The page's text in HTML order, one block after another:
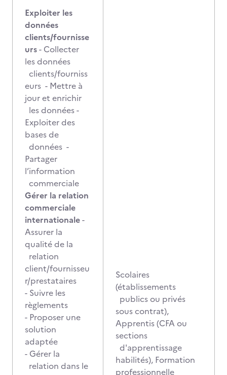
Exploiter les
données
clients/fournisse
urs- Collecter
les données
clients/fourniss
eurs - Mettre à
jour et enrichir
les données -
Exploiter des
bases de
données -
Partager
l’information
commerciale
Gérer la relation
commerciale
internationale-
Assurer la
qualité de la
relation
client/fournisseu
r/prestataires
- Suivre les
règlements
- Proposer une
solution
adaptée
- Gérer la
relation dans le
Scolaires
(établissements
publics ou privés
sous contrat),
Apprentis (CFA ou
sections
d'apprentissage
habilités), Formation
professionnelle